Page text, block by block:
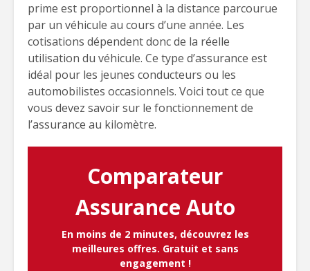
prime est proportionnel à la distance parcourue
par un véhicule au cours d’une année. Les
cotisations dépendent donc de la réelle
utilisation du véhicule. Ce type d’assurance est
idéal pour les jeunes conducteurs ou les
automobilistes occasionnels. Voici tout ce que
vous devez savoir sur le fonctionnement de
l’assurance au kilomètre.
Comparateur
Assurance Auto
En moins de 2 minutes, découvrez les
meilleures offres. Gratuit et sans
engagement !